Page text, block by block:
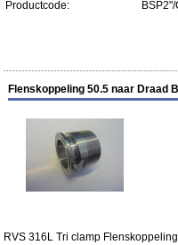
Productcode:
Flenskoppeling 50.5 naar Draad
RVS 316L Tri clamp